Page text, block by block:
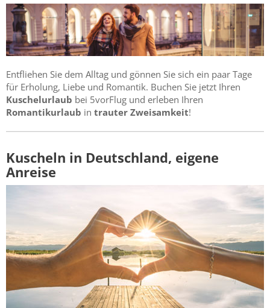
Entfliehen Sie dem Alltag und gönnen Sie sich ein paar Tage
für Erholung, Liebe und Romantik. Buchen Sie jetzt Ihren
Kuschelurlaub bei 5vorFlug und erleben Ihren
Romantikurlaub in trauter Zweisamkeit!
Kuscheln in Deutschland, eigene
Anreise